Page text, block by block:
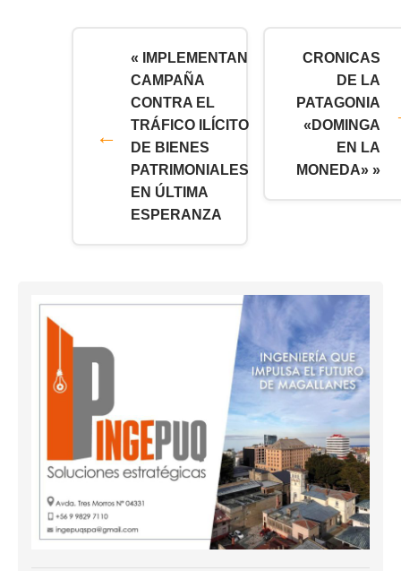
« IMPLEMENTAN
CAMPAÑA
CONTRA EL
TRÁFICO ILÍCITO
DE BIENES
PATRIMONIALES
EN ÚLTIMA
ESPERANZA
CRONICAS
DE LA
PATAGONIA
«DOMINGA
EN LA
MONEDA» »